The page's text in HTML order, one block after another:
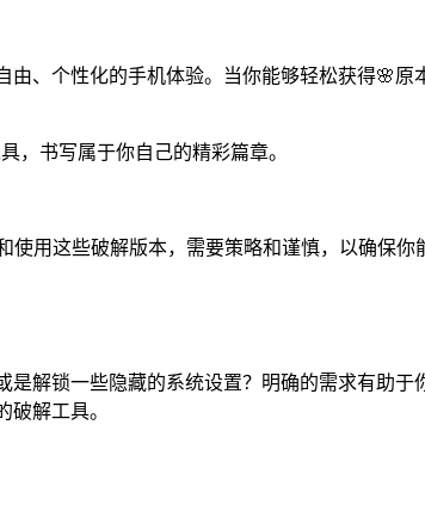
、个性化的手机体验。当你能够轻松获得🌸原
，书写属于你自己的精彩篇章。
用这些破解版本，需要策略和谨慎，以确保你
解锁一些隐藏的系统设置？明确的需求有助于
解工具。